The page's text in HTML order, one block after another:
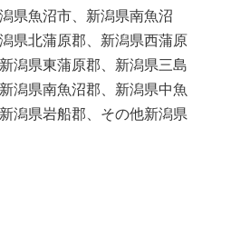
県魚沼市、新潟県南魚沼
県北蒲原郡、新潟県西蒲原
潟県東蒲原郡、新潟県三島
潟県南魚沼郡、新潟県中魚
潟県岩船郡、その他新潟県